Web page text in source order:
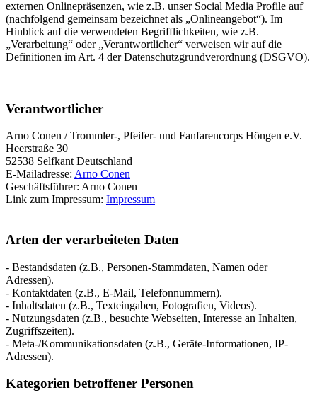
externen Onlinepräsenzen, wie z.B. unser Social Media Profile auf
(nachfolgend gemeinsam bezeichnet als „Onlineangebot“). Im
Hinblick auf die verwendeten Begrifflichkeiten, wie z.B.
„Verarbeitung“ oder „Verantwortlicher“ verweisen wir auf die
Definitionen im Art. 4 der Datenschutzgrundverordnung (DSGVO).
Verantwortlicher
Arno Conen / Trommler-, Pfeifer- und Fanfarencorps Höngen e.V.
Heerstraße 30
52538 Selfkant Deutschland
E-Mailadresse: Arno Conen
Geschäftsführer: Arno Conen
Link zum Impressum: Impressum
Arten der verarbeiteten Daten
- Bestandsdaten (z.B., Personen-Stammdaten, Namen oder
Adressen).
- Kontaktdaten (z.B., E-Mail, Telefonnummern).
- Inhaltsdaten (z.B., Texteingaben, Fotografien, Videos).
- Nutzungsdaten (z.B., besuchte Webseiten, Interesse an Inhalten,
Zugriffszeiten).
- Meta-/Kommunikationsdaten (z.B., Geräte-Informationen, IP-
Adressen).
Kategorien betroffener Personen